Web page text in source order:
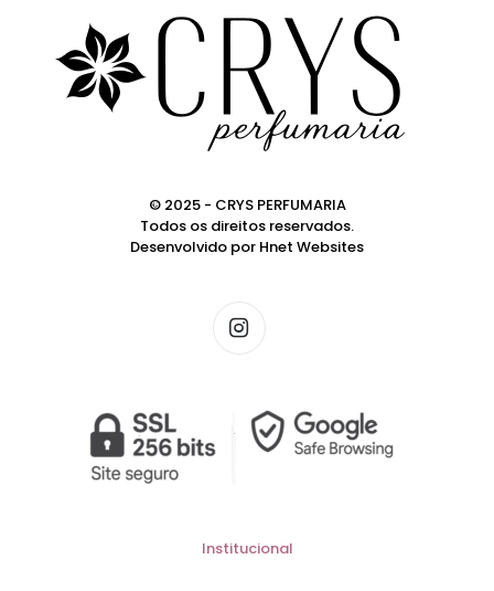
© 2025 - CRYS PERFUMARIA
Todos os direitos reservados.
Desenvolvido por Hnet Websites
Institucional